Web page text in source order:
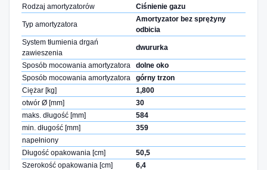
Rodzaj amortyzatorów Ciśnienie gazu
Typ amortyzatora
Amortyzator bez sprężyny
odbicia
System tłumienia drgań
zawieszenia
dwururka
Sposób mocowania amortyzatora
dolne oko
Sposób mocowania amortyzatora
górny trzon
Ciężar [kg]
1,800
otwór Ø [mm]
30
maks. długość [mm]
584
min. długość [mm]
359
napełniony
Długość opakowania [cm]
50,5
Szerokość opakowania [cm]
6,4